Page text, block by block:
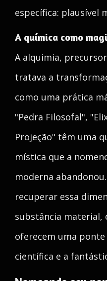
específica: plausível
A química como
A alquimia,
tratava a
como uma prática
"Pedra Filosofal",
Projeção" têm uma
mística que a
moderna
recuperar essa
substância material,
oferecem uma
científica e a